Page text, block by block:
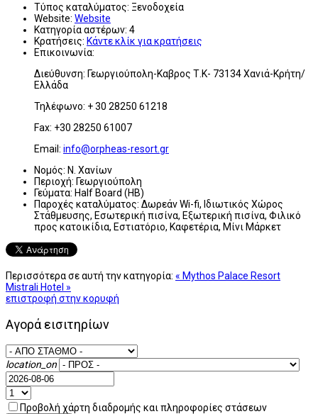
Τύπος καταλύματος: Ξενοδοχεία
Website: Website
Κατηγορία αστέρων: 4
Κρατήσεις: Κάντε κλίκ για κρατήσεις
Επικοινωνία:
Διεύθυνση: Γεωργιούπολη-Καβρος Τ.Κ- 73134 Χανιά-Κρήτη/
Ελλάδα
Τηλέφωνο: + 30 28250 61218
Fax: +30 28250 61007
Email: info@orpheas-resort.gr
Νομός: Ν. Χανίων
Περιοχή: Γεωργιούπολη
Γεύματα: Half Board (HB)
Παροχές καταλύματος: Δωρεάν Wi-fi, Ιδιωτικός Χώρος
Στάθμευσης, Εσωτερική πισίνα, Εξωτερική πισίνα, Φιλικό
προς κατοικίδια, Εστιατόριο, Καφετέρια, Μίνι Μάρκετ
Περισσότερα σε αυτή την κατηγορία: « Mythos Palace Resort
Mistrali Hotel »
επιστροφή στην κορυφή
Αγορά εισιτηρίων
location_on
Προβολή χάρτη διαδρομής και πληροφορίες στάσεων